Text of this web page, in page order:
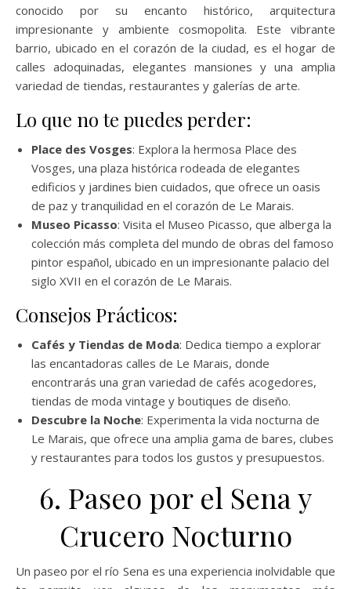
conocido por su encanto histórico, arquitectura
impresionante y ambiente cosmopolita. Este vibrante
barrio, ubicado en el corazón de la ciudad, es el hogar de
calles adoquinadas, elegantes mansiones y una amplia
variedad de tiendas, restaurantes y galerías de arte.
Lo que no te puedes perder:
Place des Vosges: Explora la hermosa Place des
Vosges, una plaza histórica rodeada de elegantes
edificios y jardines bien cuidados, que ofrece un oasis
de paz y tranquilidad en el corazón de Le Marais.
Museo Picasso: Visita el Museo Picasso, que alberga la
colección más completa del mundo de obras del famoso
pintor español, ubicado en un impresionante palacio del
siglo XVII en el corazón de Le Marais.
Consejos Prácticos:
Cafés y Tiendas de Moda: Dedica tiempo a explorar
las encantadoras calles de Le Marais, donde
encontrarás una gran variedad de cafés acogedores,
tiendas de moda vintage y boutiques de diseño.
Descubre la Noche: Experimenta la vida nocturna de
Le Marais, que ofrece una amplia gama de bares, clubes
y restaurantes para todos los gustos y presupuestos.
6. Paseo por el Sena y
Crucero Nocturno
Un paseo por el río Sena es una experiencia inolvidable que